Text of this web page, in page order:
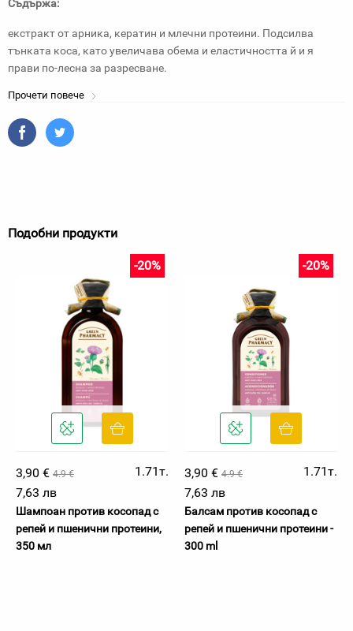
Съдържа:
екстракт от арника, кератин и млечни протеини. Подсилва
тънката коса, като увеличава обема и еластичността й и я
прави по-лесна за разресване.
Прочети повече
Подобни продукти
3,90 € 4.9 €
-20%
1.71т.
7,63 лв
Шампоан против косопад с
репей и пшенични протеини,
350 мл
3,90 € 4.9 €
-20%
1.71т.
7,63 лв
Балсам против косопад с
репей и пшенични протеини -
300 ml